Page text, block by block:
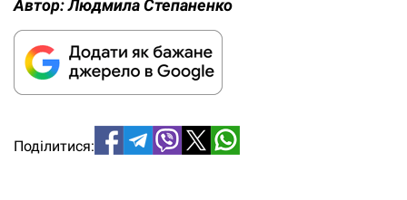
Автор:Людмила Степаненко
Поділитися: